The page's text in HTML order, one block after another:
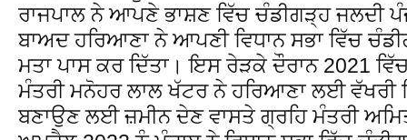
ਰਾਜਪਾਲ ਨੇ ਆਪਣੇ ਭਾਸ਼ਣ ਵਿੱਚ ਚੰਡੀਗੜ੍ਹ ਜਲਦੀ
ਬਾਅਦ ਹਰਿਆਣਾ ਨੇ ਆਪਣੀ ਵਿਧਾਨ ਸਭਾ ਵਿੱਚ
ਮਤਾ ਪਾਸ ਕਰ ਦਿੱਤਾ। ਇਸ ਰੇੜਕੇ ਦੌਰਾਨ 2021
ਮੰਤਰੀ ਮਨੋਹਰ ਲਾਲ ਖੱਟਰ ਨੇ ਹਰਿਆਣਾ ਲਈ ਵੱਖਰੀ
ਬਣਾਉਣ ਲਈ ਜ਼ਮੀਨ ਦੇਣ ਵਾਸਤੇ ਗ੍ਰਹਿ ਮੰਤਰੀ